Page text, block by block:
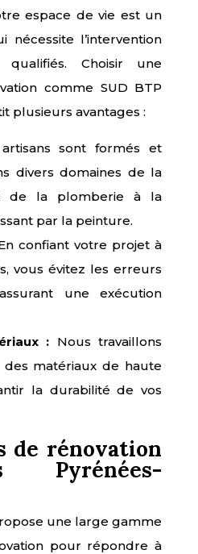
espace de vie est un
nécessite l’intervention
qualifiés. Choisir une
comme SUD BTP
plusieurs avantages :
sont formés et
divers domaines de la
de la plomberie à la
par la peinture.
confiant votre projet à
vous évitez les erreurs
une exécution
: Nous travaillons
matériaux de haute
la durabilité de vos
de rénovation
Pyrénées-
une large gamme
pour répondre à